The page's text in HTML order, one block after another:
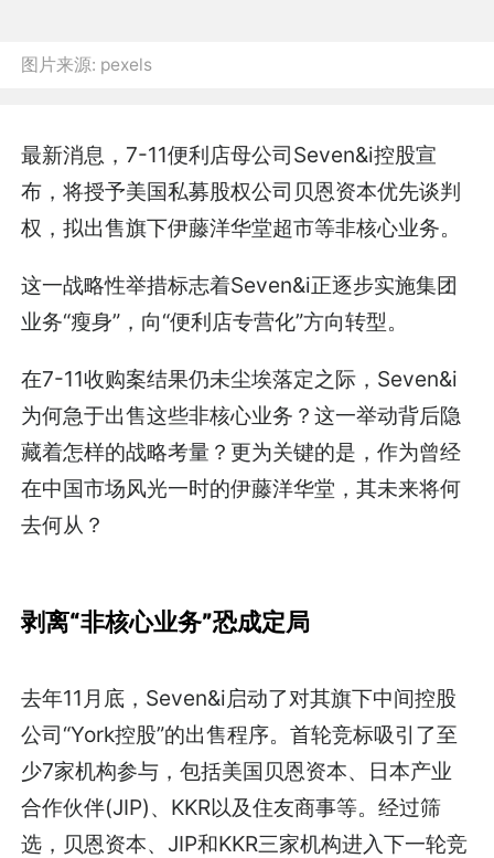
图片来源: pexels
最新消息，7-11便利店母公司Seven&i控股宣
布，将授予美国私募股权公司贝恩资本优先谈判
权，拟出售旗下伊藤洋华堂超市等非核心业务。
这一战略性举措标志着Seven&i正逐步实施集团
业务“瘦身”，向“便利店专营化”方向转型。
在7-11收购案结果仍未尘埃落定之际，Seven&i
为何急于出售这些非核心业务？这一举动背后隐
藏着怎样的战略考量？更为关键的是，作为曾经
在中国市场风光一时的伊藤洋华堂，其未来将何
去何从？
剥离“非核心业务”恐成定局
去年11月底，Seven&i启动了对其旗下中间控股
公司“York控股”的出售程序。首轮竞标吸引了至
少7家机构参与，包括美国贝恩资本、日本产业
合作伙伴(JIP)、KKR以及住友商事等。经过筛
选，贝恩资本、JIP和KKR三家机构进入下一轮竞